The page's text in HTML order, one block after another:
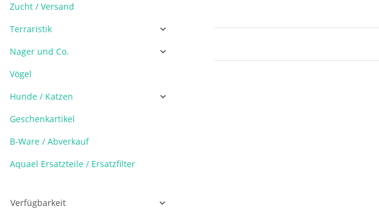
Zucht / Versand
Terraristik
Nager und Co.
Vögel
Hunde / Katzen
Geschenkartikel
B-Ware / Abverkauf
Aquael Ersatzteile / Ersatzfilter
Verfügbarkeit